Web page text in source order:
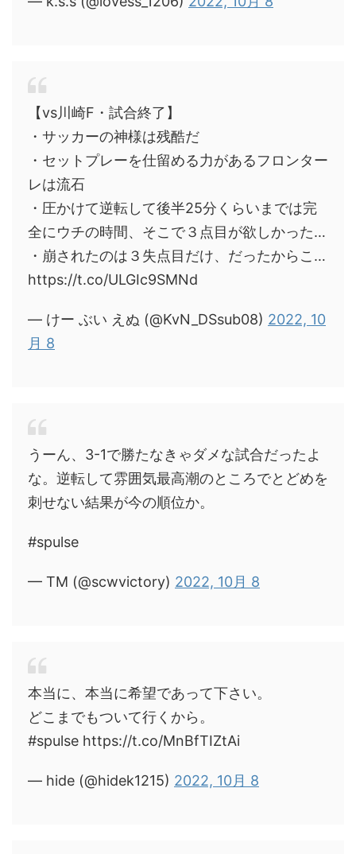
【vs川崎F・試合終了】
・サッカーの神様は残酷だ
・セットプレーを仕留める力があるフロンター
レは流石
・圧かけて逆転して後半25分くらいまでは完
全にウチの時間、そこで３点目が欲しかった…
・崩されたのは３失点目だけ、だったからこ…
https://t.co/ULGIc9SMNd
— けー ぶい えぬ (@KvN_DSsub08) 2022, 10
月 8
うーん、3-1で勝たなきゃダメな試合だったよ
な。逆転して雰囲気最高潮のところでとどめを
刺せない結果が今の順位か。
#spulse
— TM (@scwvictory) 2022, 10月 8
本当に、本当に希望であって下さい。
どこまでもついて行くから。
#spulse https://t.co/MnBfTIZtAi
— hide (@hidek1215) 2022, 10月 8